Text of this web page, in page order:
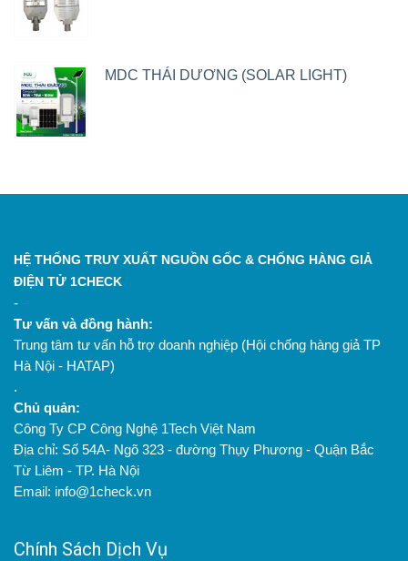
MDC THÁI DƯƠNG (SOLAR LIGHT)
HỆ THỐNG TRUY XUẤT NGUỒN GỐC & CHỐNG HÀNG GIẢ
ĐIỆN TỬ 1CHECK
-
Tư vấn và đồng hành:
Trung tâm tư vấn hỗ trợ doanh nghiệp (Hội chống hàng giả TP
Hà Nội - HATAP)
.
Chủ quản:
Công Ty CP Công Nghệ 1Tech Việt Nam
Địa chỉ: Số 54A- Ngõ 323 - đường Thụy Phương - Quận Bắc
Từ Liêm - TP. Hà Nội
Email: info@1check.vn
Chính Sách Dịch Vụ